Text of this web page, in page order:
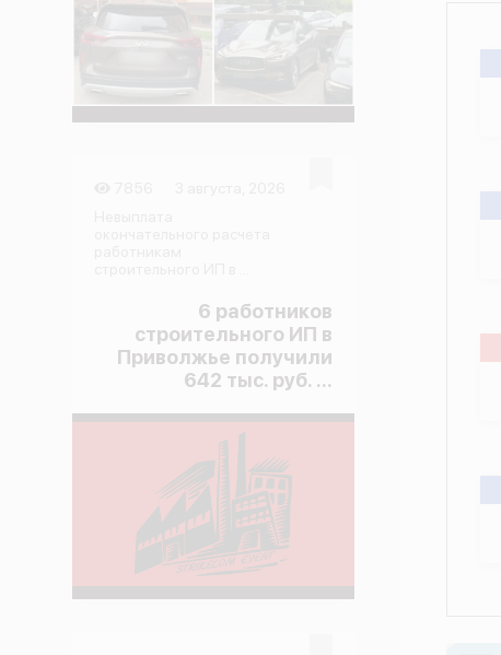
6 работников
строительного ИП в
Приволжье получили
642 тыс. руб. ...